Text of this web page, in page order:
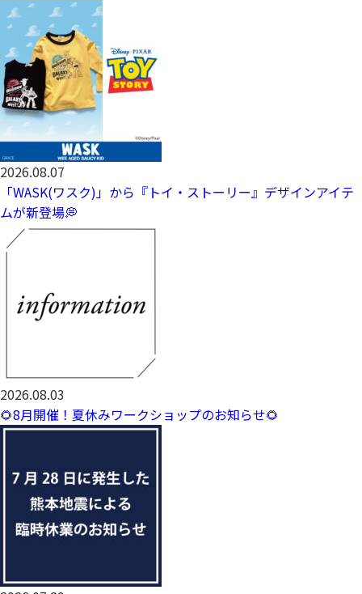
2026.08.07
「WASK(ワスク)」から『トイ・ストーリー』デザインアイテ
ムが新登場💭
2026.08.03
🌻8月開催！夏休みワークショップのお知らせ🌻